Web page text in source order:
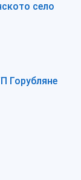
село
Горубляне